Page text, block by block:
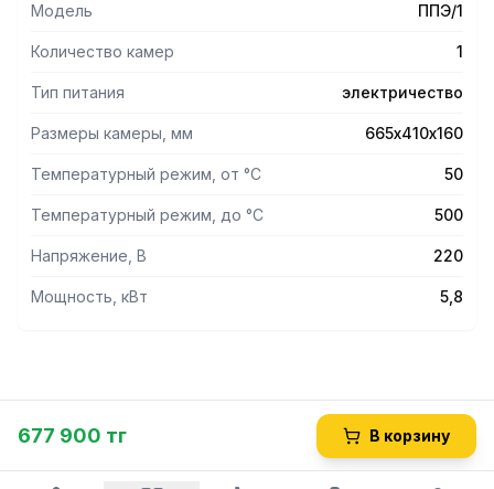
Модель ППЭ/1
Количество камер 1
Тип питания электричество
Размеры камеры, мм 665х410х160
Температурный режим, от °С 50
Температурный режим, до °С 500
Напряжение, В 220
Мощность, кВт 5,8
677 900 тг В корзину